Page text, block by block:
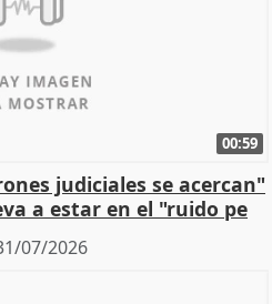
00:59
judiciales se acercan"
a estar en el "ruido pe
07/2026